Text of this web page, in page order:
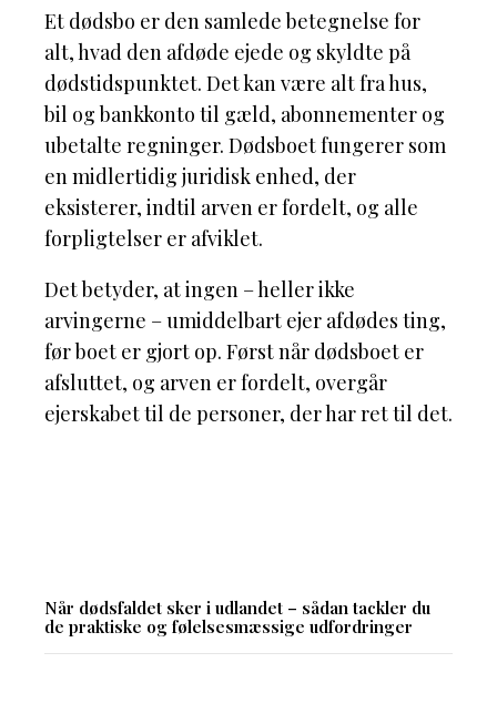
Et dødsbo er den samlede betegnelse for
alt, hvad den afdøde ejede og skyldte på
dødstidspunktet. Det kan være alt fra hus,
bil og bankkonto til gæld, abonnementer og
ubetalte regninger. Dødsboet fungerer som
en midlertidig juridisk enhed, der
eksisterer, indtil arven er fordelt, og alle
forpligtelser er afviklet.
Det betyder, at ingen – heller ikke
arvingerne – umiddelbart ejer afdødes ting,
før boet er gjort op. Først når dødsboet er
afsluttet, og arven er fordelt, overgår
ejerskabet til de personer, der har ret til det.
Når dødsfaldet sker i udlandet – sådan tackler du
de praktiske og følelsesmæssige udfordringer